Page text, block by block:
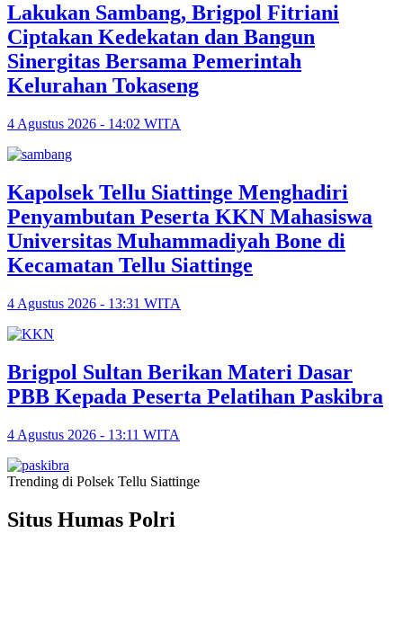
Lakukan Sambang, Brigpol Fitriani
Ciptakan Kedekatan dan Bangun
Sinergitas Bersama Pemerintah
Kelurahan Tokaseng
4 Agustus 2026 - 14:02 WITA
Kapolsek Tellu Siattinge Menghadiri
Penyambutan Peserta KKN Mahasiswa
Universitas Muhammadiyah Bone di
Kecamatan Tellu Siattinge
4 Agustus 2026 - 13:31 WITA
Brigpol Sultan Berikan Materi Dasar
PBB Kepada Peserta Pelatihan Paskibra
4 Agustus 2026 - 13:11 WITA
Trending di Polsek Tellu Siattinge
Situs Humas Polri